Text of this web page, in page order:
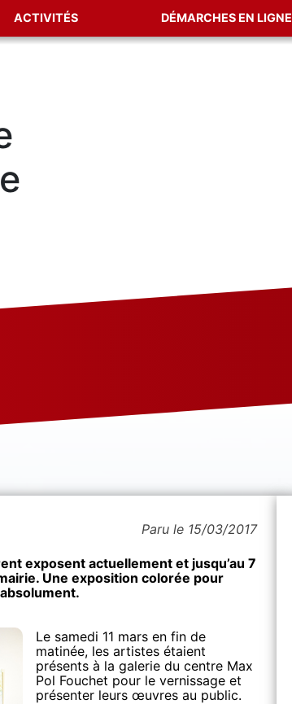
ACTIVITÉS DÉMARCHES EN LIGNE
Paru le 15/03/2017
exposent actuellement et jusqu’au 7
Une exposition colorée pour
Le samedi 11 mars en fin de
matinée, les artistes étaient
présents à la galerie du centre Max
Pol Fouchet pour le vernissage et
présenter leurs œuvres au public.